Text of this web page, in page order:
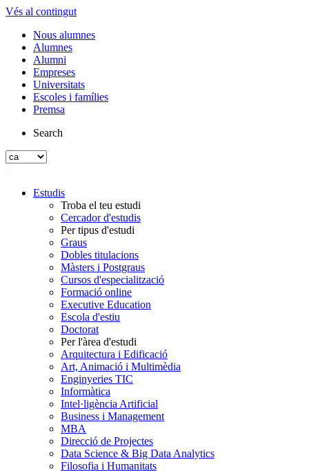
Vés al contingut
Nous alumnes
Alumnes
Alumni
Empreses
Universitats
Escoles i famílies
Premsa
Search
Estudis
Troba el teu estudi
Cercador d'estudis
Per tipus d'estudi
Graus
Dobles titulacions
Màsters i Postgraus
Cursos d'especialització
Formació online
Executive Education
Escola d'estiu
Doctorat
Per l'àrea d'estudi
Arquitectura i Edificació
Art, Animació i Multimèdia
Enginyeries TIC
Informàtica
Intel·ligència Artificial
Business i Management
MBA
Direcció de Projectes
Data Science & Big Data Analytics
Filosofia i Humanitats